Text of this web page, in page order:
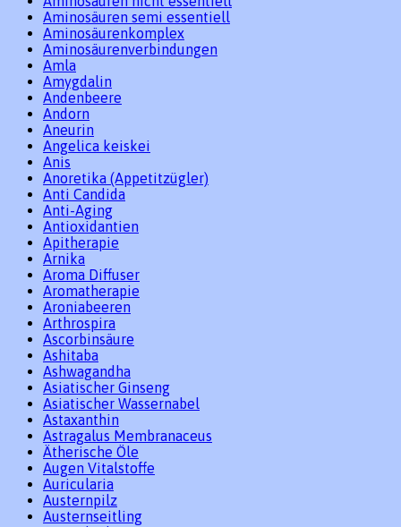
Aminosäuren semi essentiell
Aminosäurenkomplex
Aminosäurenverbindungen
Amla
Amygdalin
Andenbeere
Andorn
Aneurin
Angelica keiskei
Anis
Anoretika (Appetitzügler)
Anti Candida
Anti-Aging
Antioxidantien
Apitherapie
Arnika
Aroma Diffuser
Aromatherapie
Aroniabeeren
Arthrospira
Ascorbinsäure
Ashitaba
Ashwagandha
Asiatischer Ginseng
Asiatischer Wassernabel
Astaxanthin
Astragalus Membranaceus
Ätherische Öle
Augen Vitalstoffe
Auricularia
Austernpilz
Austernseitling